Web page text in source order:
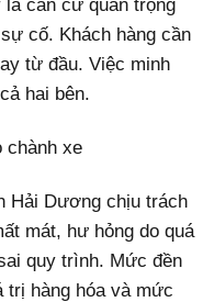
căn cứ quan trọng
cố. Khách hàng cần
từ đầu. Việc minh
hai bên.
chành xe
Hải Dương chịu trách
mát, hư hỏng do quá
quy trình. Mức đền
trị hàng hóa và mức